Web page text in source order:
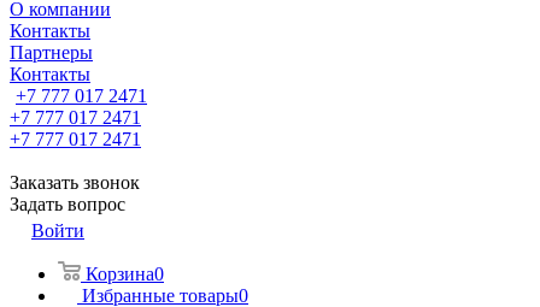
О компании
Контакты
Партнеры
Контакты
+7 777 017 2471
+7 777 017 2471
+7 777 017 2471
Заказать звонок
Задать вопрос
Войти
Корзина0
Избранные товары0